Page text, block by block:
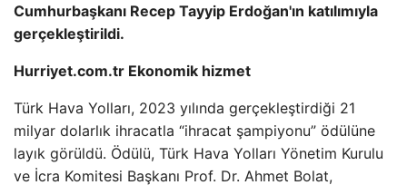
Cumhurbaşkanı Recep Tayyip Erdoğan'ın katılımıyla
gerçekleştirildi.
Hurriyet.com.tr Ekonomik hizmet
Türk Hava Yolları, 2023 yılında gerçekleştirdiği 21
milyar dolarlık ihracatla “ihracat şampiyonu” ödülüne
layık görüldü. Ödülü, Türk Hava Yolları Yönetim Kurulu
ve İcra Komitesi Başkanı Prof. Dr. Ahmet Bolat,